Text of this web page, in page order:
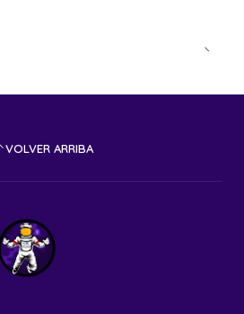
VOLVER ARRIBA